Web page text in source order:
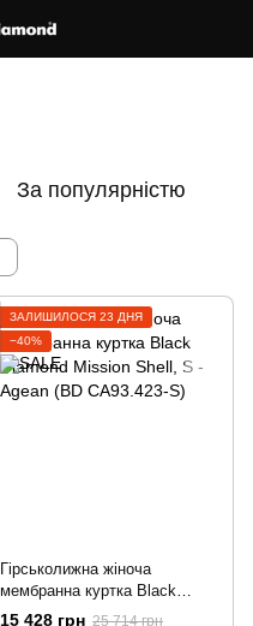
За популярністю
ЗАЛИШИЛОСЯ 23 ДНЯ
−40%
Гірськолижна жіноча
мембранна куртка Black
Diamond Mission Shell, S -
15 428 грн 25 714 грн